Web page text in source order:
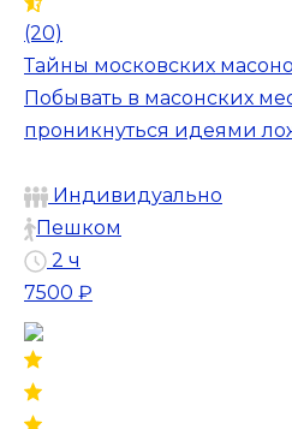
(20)
Тайны московских
Побывать в масонских
проникнуться идеями
Индивидуально
Пешком
2 ч
7500 ₽